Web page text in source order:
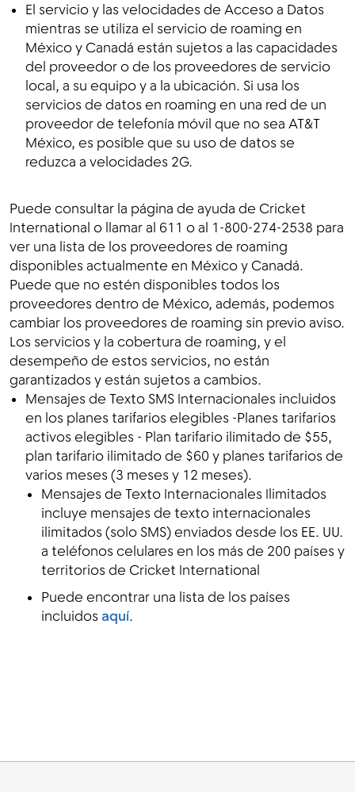
El servicio y las velocidades de Acceso a Datos
mientras se utiliza el servicio de roaming en
México y Canadá están sujetos a las capacidades
del proveedor o de los proveedores de servicio
local, a su equipo y a la ubicación. Si usa los
servicios de datos en roaming en una red de un
proveedor de telefonía móvil que no sea AT&T
México, es posible que su uso de datos se
reduzca a velocidades 2G.
Puede consultar la página de ayuda de Cricket
International o llamar al 611 o al 1-800-274-2538 para
ver una lista de los proveedores de roaming
disponibles actualmente en México y Canadá.
Puede que no estén disponibles todos los
proveedores dentro de México, además, podemos
cambiar los proveedores de roaming sin previo aviso.
Los servicios y la cobertura de roaming, y el
desempeño de estos servicios, no están
garantizados y están sujetos a cambios.
Mensajes de Texto SMS Internacionales incluidos
en los planes tarifarios elegibles -Planes tarifarios
activos elegibles - Plan tarifario ilimitado de $55,
plan tarifario ilimitado de $60 y planes tarifarios de
varios meses (3 meses y 12 meses).
Mensajes de Texto Internacionales Ilimitados
incluye mensajes de texto internacionales
ilimitados (solo SMS) enviados desde los EE. UU.
a teléfonos celulares en los más de 200 países y
territorios de Cricket International
Puede encontrar una lista de los países
incluidos aquí.